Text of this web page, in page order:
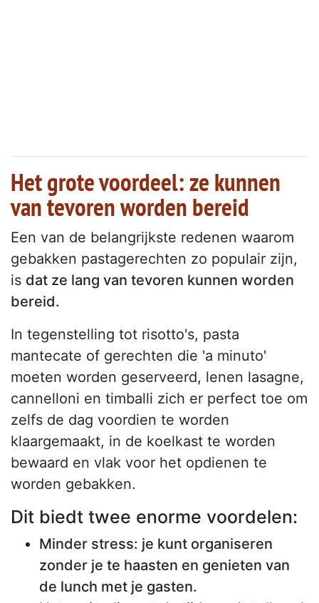
Het grote voordeel: ze kunnen
van tevoren worden bereid
Een van de belangrijkste redenen waarom
gebakken pastagerechten zo populair zijn,
is dat ze lang van tevoren kunnen worden
bereid.
In tegenstelling tot risotto's, pasta
mantecate of gerechten die 'a minuto'
moeten worden geserveerd, lenen lasagne,
cannelloni en timballi zich er perfect toe om
zelfs de dag voordien te worden
klaargemaakt, in de koelkast te worden
bewaard en vlak voor het opdienen te
worden gebakken.
Dit biedt twee enorme voordelen:
Minder stress: je kunt organiseren
zonder je te haasten en genieten van
de lunch met je gasten.